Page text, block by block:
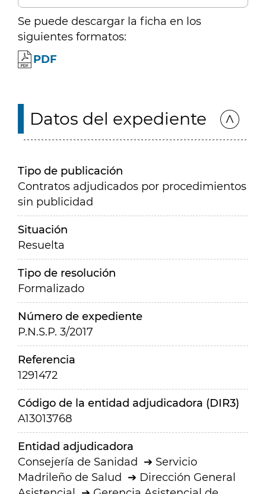
Se puede descargar la ficha en los
siguientes formatos:
PDF
Datos del expediente
Tipo de publicación
Contratos adjudicados por procedimientos
sin publicidad
Situación
Resuelta
Tipo de resolución
Formalizado
Número de expediente
P.N.S.P. 3/2017
Referencia
1291472
Código de la entidad adjudicadora (DIR3)
A13013768
Entidad adjudicadora
Consejería de Sanidad
Servicio
Madrileño de Salud
Dirección General